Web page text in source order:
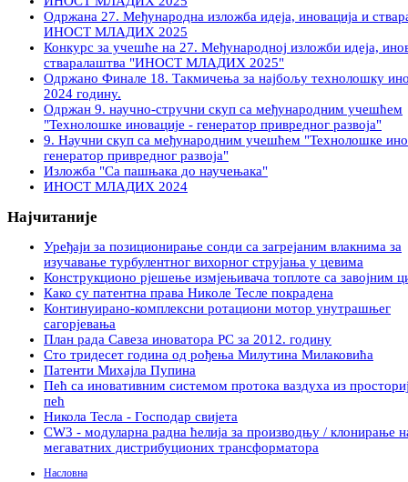
Одржана 27. Међународна изложба идеја, иновација и
ИНОСТ МЛАДИХ 2025
Конкурс за учешће на 27. Међународној изложби идеја,
стваралаштва "ИНОСТ МЛАДИХ 2025"
Oдржано Финале 18. Такмичења за најбољу технолошку
2024 годину.
Одржан 9. научнo-стручни скуп са међународним учешћем
"Технолошке иновације - генератор привредног развоја"
9. Научни скуп са међународним учешћем "Технолошке
генератор привредног развоја"
Изложба "Са пашњака до научењака"
ИНОСТ МЛАДИХ 2024
Најчитаније
Уређаји за позиционирање сонди са загрејаним влакнима за
изучавање турбулентног вихорног струјања у цевима
Конструкционо рјешење измјењивача топлоте са завојним
Како су патентна права Никoлe Тесле покрадена
Континуирано-комплексни ротациони мотор унутрашњег
сагорјевања
План рада Савеза иноватора РС за 2012. годину
Сто тридесет година од рођења Милутина Милаковића
Патенти Михајла Пупина
Пећ са иновативним системом протока ваздуха из
пећ
Никола Тесла - Господар свијета
CW3 - модуларна радна ћелија за производњу / клонирање
мегаватних дистрибуционих трансформатора
Насловна